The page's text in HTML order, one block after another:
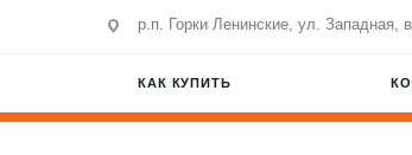
р.п. Горки Ленинские, ул.
КАК КУПИТЬ